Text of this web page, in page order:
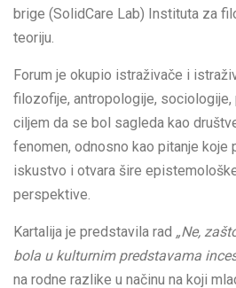
brige (SolidCare Lab) Instituta za
teoriju.
Forum je okupio istraživače i
filozofije, antropologije, sociologije,
ciljem da se bol sagleda kao
fenomen, odnosno kao pitanje koje
iskustvo i otvara šire
perspektive.
Kartalija je predstavila rad „Ne,
bola u kulturnim predstavama
na rodne razlike u načinu na koji